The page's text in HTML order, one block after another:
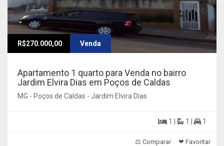
R$270.000,00 Venda
Apartamento 1 quarto para Venda no bairro
Jardim Elvira Dias em Poços de Caldas
MG - Poços de Caldas - Jardim Elvira Dias
1 | 1 | 1
⚖ Comparar ❤ Favoritar